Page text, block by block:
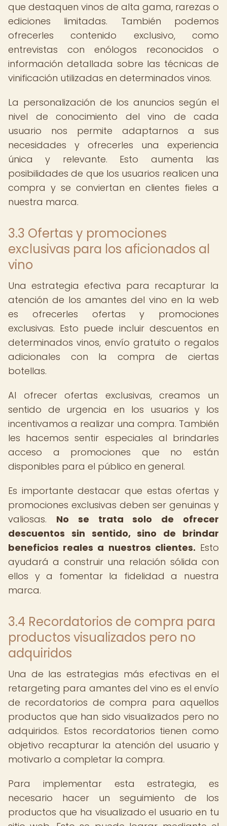
que destaquen vinos de alta gama, rarezas o
ediciones limitadas. También podemos
ofrecerles contenido exclusivo, como
entrevistas con enólogos reconocidos o
información detallada sobre las técnicas de
vinificación utilizadas en determinados vinos.
La personalización de los anuncios según el
nivel de conocimiento del vino de cada
usuario nos permite adaptarnos a sus
necesidades y ofrecerles una experiencia
única y relevante. Esto aumenta las
posibilidades de que los usuarios realicen una
compra y se conviertan en clientes fieles a
nuestra marca.
3.3 Ofertas y promociones
exclusivas para los aficionados al
vino
Una estrategia efectiva para recapturar la
atención de los amantes del vino en la web
es ofrecerles ofertas y promociones
exclusivas. Esto puede incluir descuentos en
determinados vinos, envío gratuito o regalos
adicionales con la compra de ciertas
botellas.
Al ofrecer ofertas exclusivas, creamos un
sentido de urgencia en los usuarios y los
incentivamos a realizar una compra. También
les hacemos sentir especiales al brindarles
acceso a promociones que no están
disponibles para el público en general.
Es importante destacar que estas ofertas y
promociones exclusivas deben ser genuinas y
valiosas. No se trata solo de ofrecer
descuentos sin sentido, sino de brindar
beneficios reales a nuestros clientes. Esto
ayudará a construir una relación sólida con
ellos y a fomentar la fidelidad a nuestra
marca.
3.4 Recordatorios de compra para
productos visualizados pero no
adquiridos
Una de las estrategias más efectivas en el
retargeting para amantes del vino es el envío
de recordatorios de compra para aquellos
productos que han sido visualizados pero no
adquiridos. Estos recordatorios tienen como
objetivo recapturar la atención del usuario y
motivarlo a completar la compra.
Para implementar esta estrategia, es
necesario hacer un seguimiento de los
productos que ha visualizado el usuario en tu